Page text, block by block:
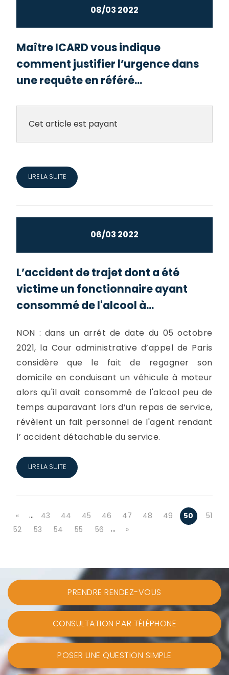
08/03 2022
Maître ICARD vous indique
comment justifier l’urgence dans
une requête en référé...
Cet article est payant
LIRE LA SUITE
06/03 2022
L’accident de trajet dont a été
victime un fonctionnaire ayant
consommé de l'alcool à...
NON : dans un arrêt de date du 05 octobre
2021, la Cour administrative d’appel de Paris
considère que le fait de regagner son
domicile en conduisant un véhicule à moteur
alors qu'il avait consommé de l'alcool peu de
temps auparavant lors d’un repas de service,
révèlent un fait personnel de l'agent rendant
l’ accident détachable du service.
LIRE LA SUITE
« … 43 44 45 46 47 48 49 50
51
52
53 54 55 56 … »
PRENDRE RENDEZ-VOUS
CONSULTATION PAR TÉLÉPHONE
POSER UNE QUESTION SIMPLE